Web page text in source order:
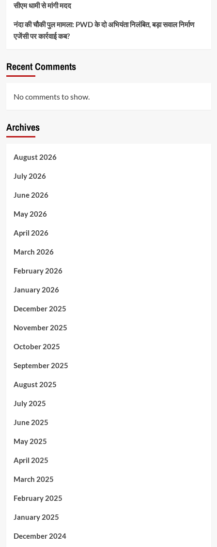
सीएम धामी से मांगी मदद
नंदा की चौकी पुल मामला: PWD के दो अभियंता निलंबित, बड़ा सवाल निर्माण
एजेंसी पर कार्रवाई कब?
Recent Comments
No comments to show.
Archives
August 2026
July 2026
June 2026
May 2026
April 2026
March 2026
February 2026
January 2026
December 2025
November 2025
October 2025
September 2025
August 2025
July 2025
June 2025
May 2025
April 2025
March 2025
February 2025
January 2025
December 2024